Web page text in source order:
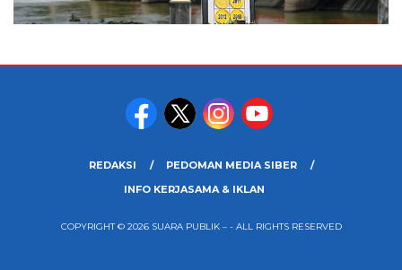
REDAKSI
PEDOMAN MEDIA SIBER
INFO KERJASAMA & IKLAN
COPYRIGHT © 2026 SUARA PUBLIK – - ALL RIGHTS RESERVED